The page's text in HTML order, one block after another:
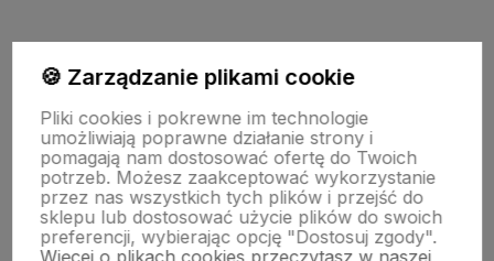
Pomoc
Moje konto
🍪 Zarządzanie plikami cookie
Pliki cookies i pokrewne im technologie
umożliwiają poprawne działanie strony i
pomagają nam dostosować ofertę do Twoich
potrzeb. Możesz zaakceptować wykorzystanie
przez nas wszystkich tych plików i przejść do
sklepu lub dostosować użycie plików do swoich
preferencji, wybierając opcję "Dostosuj zgody".
Więcej o plikach cookies przeczytasz w naszej